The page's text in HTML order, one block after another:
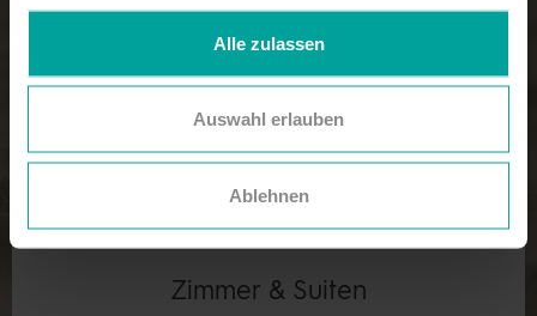
Alle zulassen
Auswahl erlauben
Ablehnen
Zimmer & Suiten